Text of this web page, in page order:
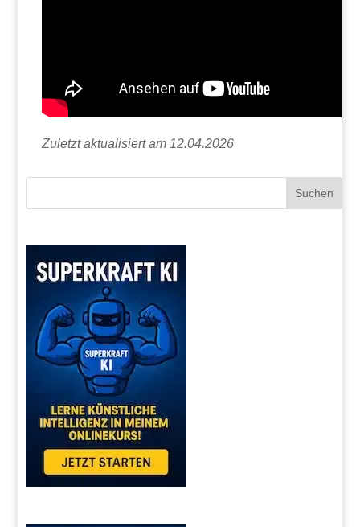
Zuletzt aktualisiert am 12.04.2026